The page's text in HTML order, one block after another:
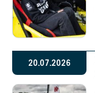
20.07.2026